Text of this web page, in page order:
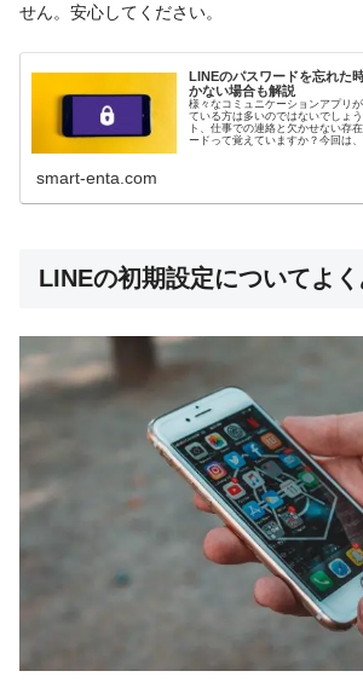
せん。安心してください。
LINEのパスワードを忘れた
かない場合も解説
様々なコミュニケーションアプリ
ている方は多いのではないでしょ
ト、仕事での連絡と欠かせない存
ードって覚えていますか？今回は
smart-enta.com
LINEの初期設定についてよ